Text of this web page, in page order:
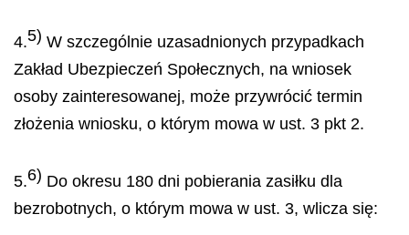
4.5) W szczególnie uzasadnionych przypadkach
Zakład Ubezpieczeń Społecznych, na wniosek
osoby zainteresowanej, może przywrócić termin
złożenia wniosku, o którym mowa w ust. 3 pkt 2.
5.6) Do okresu 180 dni pobierania zasiłku dla
bezrobotnych, o którym mowa w ust. 3, wlicza się: